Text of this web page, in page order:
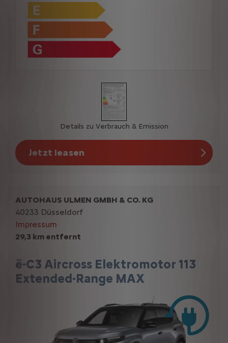
Details zu Verbrauch & Emission
Jetzt leasen
29,3 km entfernt
ë-C3 Aircross Elektromotor 113
Extended-Range MAX
AUTOHAUS ULMEN GMBH & CO. KG
40233 Düsseldorf
Impressum